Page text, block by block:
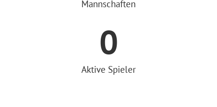
Mannschaften
Aktive Spieler
0